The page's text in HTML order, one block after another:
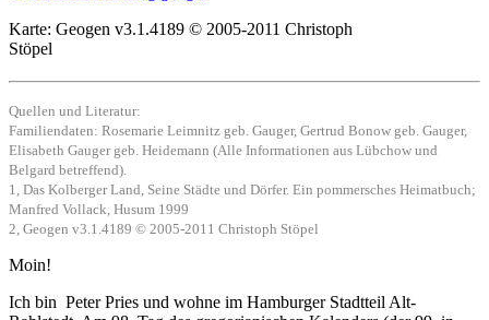
Karte: Geogen v3.1.4189 © 2005-2011 Christoph
Stöpel
Quellen und Literatur:
Familiendaten: Rosemarie Leimnitz geb. Gauger, Gertrud Bonow geb. Gauger,
Elisabeth Gauger geb. Heidemann (Alle Informationen aus Lübchow und
Belgard betreffend).
1, Das Kolberger Land, Seine Städte und Dörfer. Ein pommersches Heimatbuch;
Manfred Vollack, Husum 1999
2, Geogen v3.1.4189 © 2005-2011 Christoph Stöpel
Moin!
Ich bin Peter Pries und wohne im Hamburger Stadtteil Alt-